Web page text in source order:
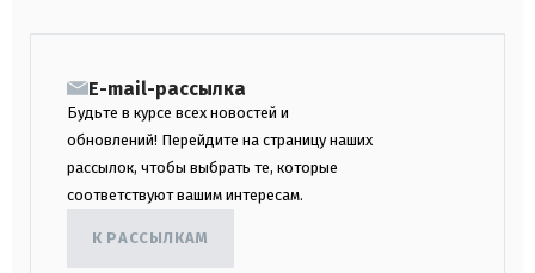
E-mail-рассылка
Будьте в курсе всех новостей и
обновлений! Перейдите на страницу наших
рассылок, чтобы выбрать те, которые
соответствуют вашим интересам.
К РАССЫЛКАМ